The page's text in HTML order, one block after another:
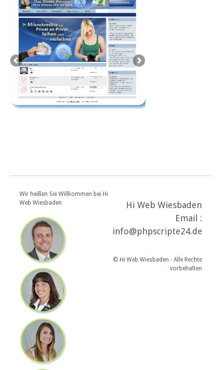
Wir heißen Sie Willkommen bei Hi
Web Wiesbaden
Hi Web Wiesbaden
Email :
info@phpscripte24.de
© Hi Web Wiesbaden - Alle Rechte
vorbehalten